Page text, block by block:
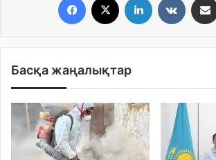
Басқа жаңалықтар